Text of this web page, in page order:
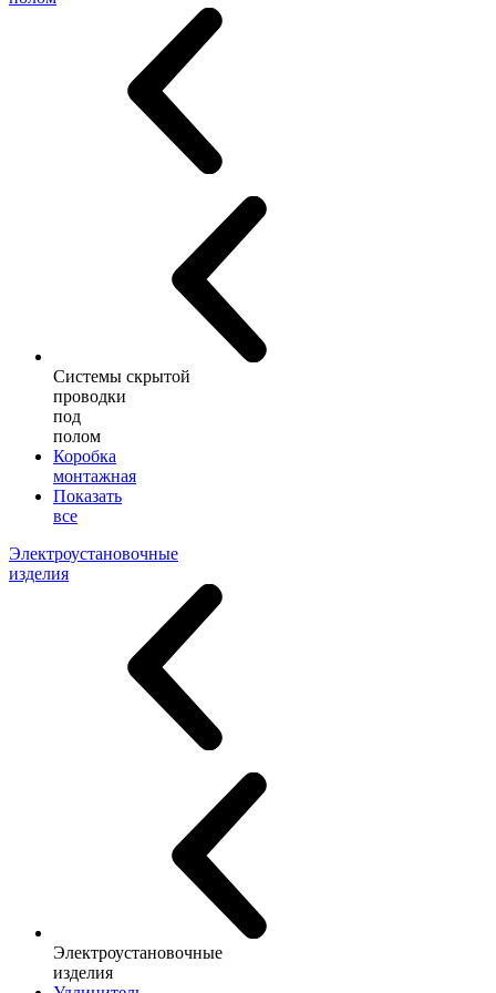
Системы скрытой
проводки
под
полом
Коробка
монтажная
Показать
все
Электроустановочные
изделия
Электроустановочные
изделия